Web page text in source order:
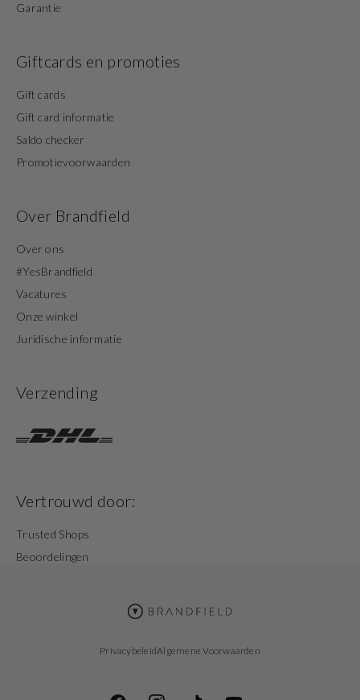
Garantie
Giftcards en promoties
Gift cards
Gift card informatie
Saldo checker
Promotievoorwaarden
Over Brandfield
Over ons
#YesBrandfield
Vacatures
Onze winkel
Juridische informatie
Verzending
Vertrouwd door:
Trusted Shops
Beoordelingen
PrivacybeleidAlgemene Voorwaarden